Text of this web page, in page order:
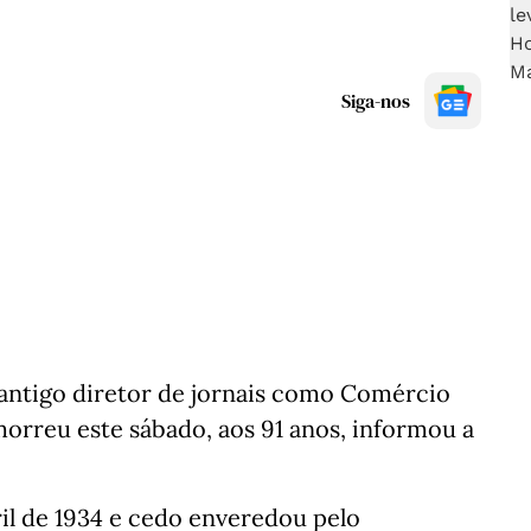
Siga-nos
diretor de jornais como Comércio
este sábado, aos 91 anos, informou a
de 1934 e cedo enveredou pelo